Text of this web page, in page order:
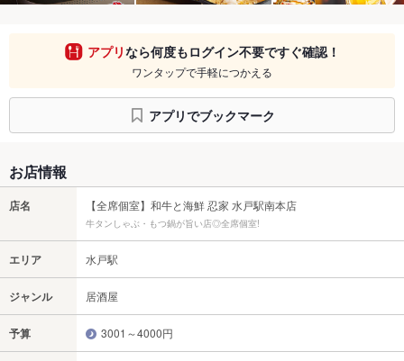
アプリなら何度もログイン不要ですぐ確認！
ワンタップで手軽につかえる
アプリでブックマーク
お店情報
店名 【全席個室】和牛と海鮮 忍家 水戸駅南本店
牛タンしゃぶ・もつ鍋が旨い店◎全席個室!
エリア 水戸駅
ジャンル 居酒屋
予算 3001～4000円